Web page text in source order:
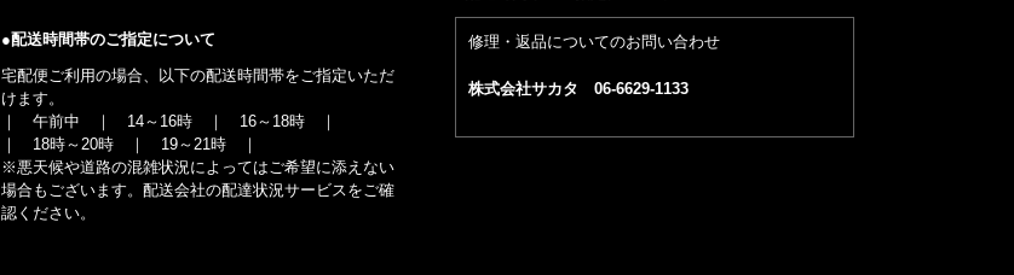
●配送時間帯のご指定について
宅配便ご利用の場合、以下の配送時間帯をご指定いただ
けます。
｜ 午前中 ｜ 14～16時 ｜ 16～18時 ｜
｜ 18時～20時 ｜ 19～21時 ｜
※悪天候や道路の混雑状況によってはご希望に添えない
場合もございます。配送会社の配達状況サービスをご確
認ください。
修理・返品についてのお問い合わせ
株式会社サカタ 06-6629-1133